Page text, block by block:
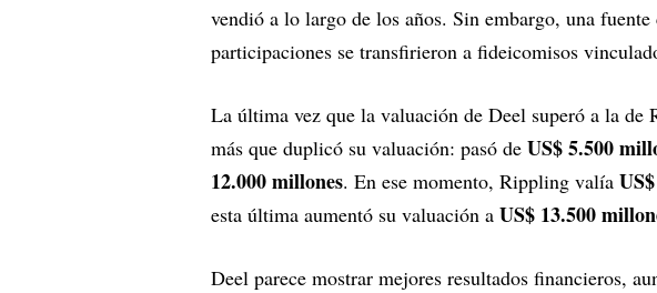
vendió a lo largo de los años. Sin embargo, una fuente
participaciones se transfirieron a fideicomisos
La última vez que la valuación de Deel superó a la de
más que duplicó su valuación: pasó de US$ 5.500
12.000 millones. En ese momento, Rippling valía
esta última aumentó su valuación a US$ 13.500
Deel parece mostrar mejores resultados financieros,